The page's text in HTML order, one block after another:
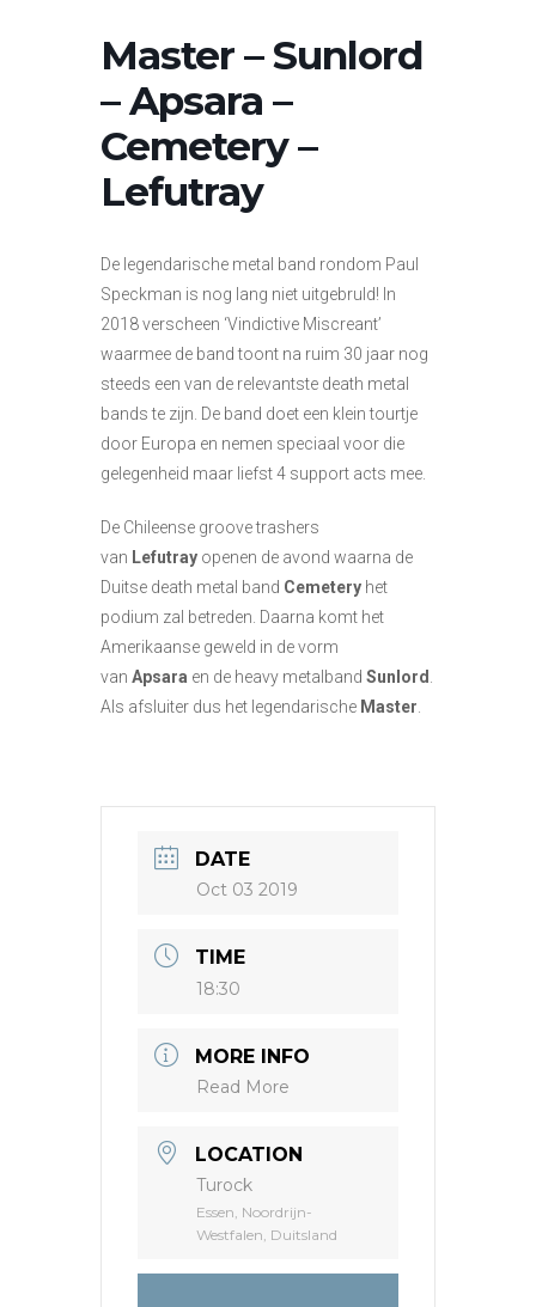
Master – Sunlord
– Apsara –
Cemetery –
Lefutray
De legendarische metal band rondom Paul
Speckman is nog lang niet uitgebruld! In
2018 verscheen ‘Vindictive Miscreant’
waarmee de band toont na ruim 30 jaar nog
steeds een van de relevantste death metal
bands te zijn. De band doet een klein tourtje
door Europa en nemen speciaal voor die
gelegenheid maar liefst 4 support acts mee.
De Chileense groove trashers
van Lefutray openen de avond waarna de
Duitse death metal band Cemetery het
podium zal betreden. Daarna komt het
Amerikaanse geweld in de vorm
van Apsara en de heavy metalband Sunlord
Als afsluiter dus het legendarische Master
DATE
Oct 03 2019
TIME
18:30
MORE INFO
Read More
LOCATION
Turock
Essen, Noordrijn-
Westfalen, Duitsland